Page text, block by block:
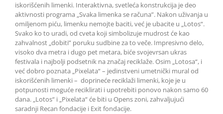
iskorišćenih limenki. Interaktivna, svetleća konstrukcija je deo
aktivnosti programa „Svaka limenka se računa”. Nakon uživanja u
omiljenom piću, limenku nemojte baciti, već je ubacite u „Lotos“.
Svako ko to uradi, od cveta koji simbolizuje mudrost će kao
zahvalnost „dobiti” poruku sudbine za to veče. Impresivno delo,
visoko dva metra i dugo pet metara, biće svojevrsan ukras
festivala i najbolji podsetnik na značaj reciklaže. Osim „Lotosa“, i
već dobro poznata „Pixelata“ – jedinstveni umetnički mural od
iskorišćenih limenki – doprineće reciklaži limenki, koje je u
potpunosti moguće reciklirati i upotrebiti ponovo nakon samo 60
dana. „Lotos“ i „Pixelata“ će biti u Opens zoni, zahvaljujući
saradnji Recan fondacije i Exit fondacije.